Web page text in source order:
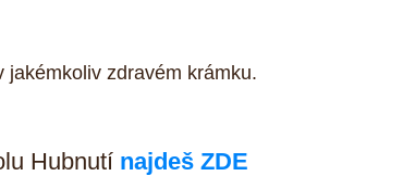
jakémkoliv zdravém krámku.
Hubnutí najdeš ZDE